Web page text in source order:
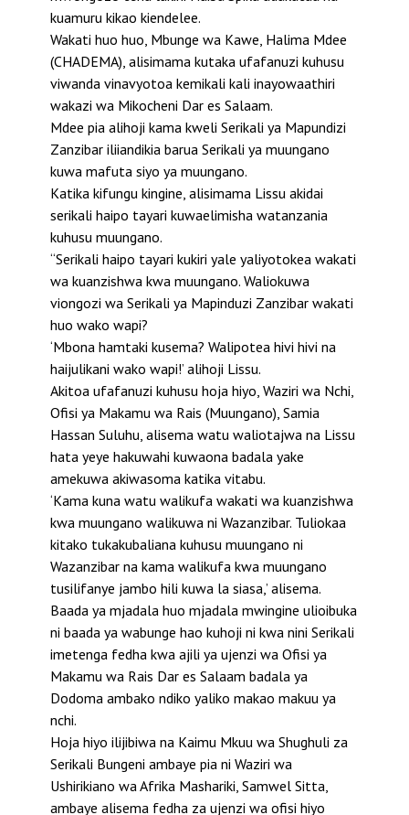
kuamuru kikao kiendelee.
Wakati huo huo, Mbunge wa Kawe, Halima Mdee
(CHADEMA), alisimama kutaka ufafanuzi kuhusu
viwanda vinavyotoa kemikali kali inayowaathiri
wakazi wa Mikocheni Dar es Salaam.
Mdee pia alihoji kama kweli Serikali ya Mapundizi
Zanzibar iliiandikia barua Serikali ya muungano
kuwa mafuta siyo ya muungano.
Katika kifungu kingine, alisimama Lissu akidai
serikali haipo tayari kuwaelimisha watanzania
kuhusu muungano.
“Serikali haipo tayari kukiri yale yaliyotokea wakati
wa kuanzishwa kwa muungano. Waliokuwa
viongozi wa Serikali ya Mapinduzi Zanzibar wakati
huo wako wapi?
‘Mbona hamtaki kusema? Walipotea hivi hivi na
haijulikani wako wapi!’ alihoji Lissu.
Akitoa ufafanuzi kuhusu hoja hiyo, Waziri wa Nchi,
Ofisi ya Makamu wa Rais (Muungano), Samia
Hassan Suluhu, alisema watu waliotajwa na Lissu
hata yeye hakuwahi kuwaona badala yake
amekuwa akiwasoma katika vitabu.
‘Kama kuna watu walikufa wakati wa kuanzishwa
kwa muungano walikuwa ni Wazanzibar. Tuliokaa
kitako tukakubaliana kuhusu muungano ni
Wazanzibar na kama walikufa kwa muungano
tusilifanye jambo hili kuwa la siasa,’ alisema.
Baada ya mjadala huo mjadala mwingine ulioibuka
ni baada ya wabunge hao kuhoji ni kwa nini Serikali
imetenga fedha kwa ajili ya ujenzi wa Ofisi ya
Makamu wa Rais Dar es Salaam badala ya
Dodoma ambako ndiko yaliko makao makuu ya
nchi.
Hoja hiyo ilijibiwa na Kaimu Mkuu wa Shughuli za
Serikali Bungeni ambaye pia ni Waziri wa
Ushirikiano wa Afrika Mashariki, Samwel Sitta,
ambaye alisema fedha za ujenzi wa ofisi hiyo